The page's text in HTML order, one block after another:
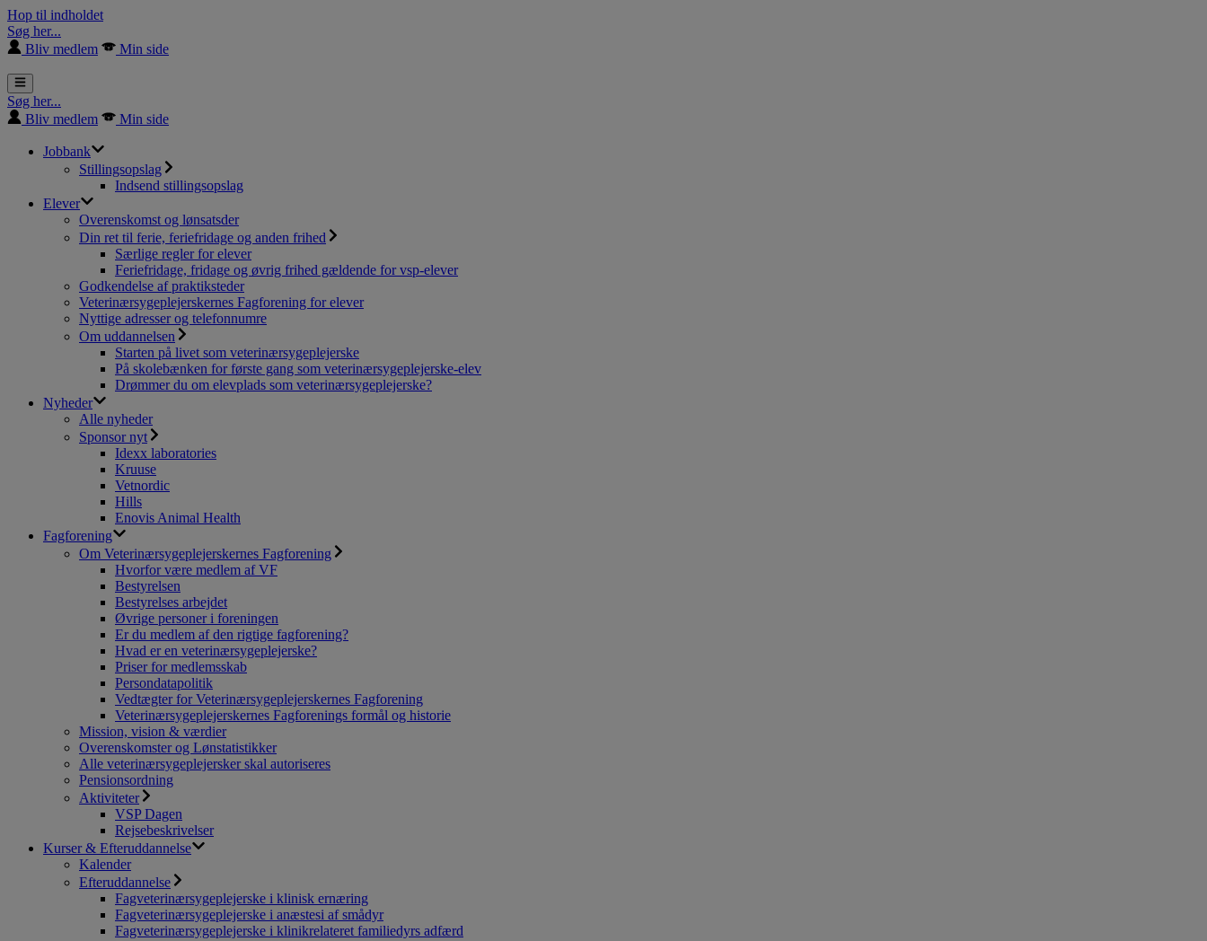
Hop til indholdet
Søg her...
Bliv medlem
Min side
Søg her...
Bliv medlem
Min side
Jobbank
Stillingsopslag
Indsend stillingsopslag
Elever
Overenskomst og lønsatsder
Din ret til ferie, feriefridage og anden frihed
Særlige regler for elever
Feriefridage, fridage og øvrig frihed gældende for vsp-elever
Godkendelse af praktiksteder
Veterinærsygeplejerskernes Fagforening for elever
Nyttige adresser og telefonnumre
Om uddannelsen
Starten på livet som veterinærsygeplejerske
På skolebænken for første gang som veterinærsygeplejerske-elev
Drømmer du om elevplads som veterinærsygeplejerske?
Nyheder
Alle nyheder
Sponsor nyt
Idexx laboratories
Kruuse
Vetnordic
Hills
Enovis Animal Health
Fagforening
Om Veterinærsygeplejerskernes Fagforening
Hvorfor være medlem af VF
Bestyrelsen
Bestyrelses arbejdet
Øvrige personer i foreningen
Er du medlem af den rigtige fagforening?
Hvad er en veterinærsygeplejerske?
Priser for medlemsskab
Persondatapolitik
Vedtægter for Veterinærsygeplejerskernes Fagforening
Veterinærsygeplejerskernes Fagforenings formål og historie
Mission, vision & værdier
Overenskomster og Lønstatistikker
Alle veterinærsygeplejersker skal autoriseres
Pensionsordning
Aktiviteter
VSP Dagen
Rejsebeskrivelser
Kurser & Efteruddannelse
Kalender
Efteruddannelse
Fagveterinærsygeplejerske i klinisk ernæring
Fagveterinærsygeplejerske i anæstesi af smådyr
Fagveterinærsygeplejerske i klinikrelateret familiedyrs adfærd